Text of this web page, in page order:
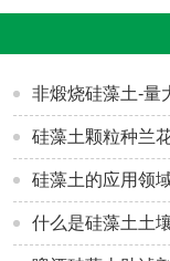
硅藻土的应用领
什么是硅藻土土